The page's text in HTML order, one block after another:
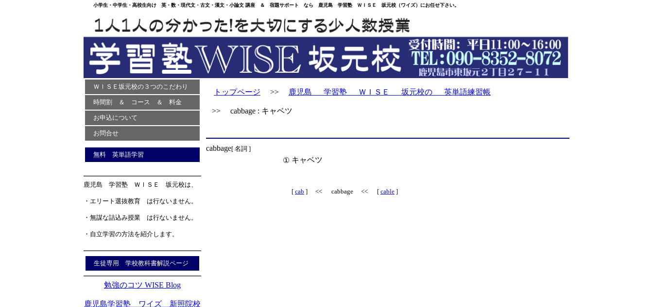
小学生・中学生・高校生向け 英・数・現代文・古文・漢文・小論文 講座 ＆ 宿題サポート なら 鹿児島 学習塾 ＷＩＳＥ 坂元校（ワイズ）にお任せ下さい。
ＷＩＳＥ坂元校の３つのこだわり
時間割 ＆ コース ＆ 料金
お申込について
お問合せ
無料 英単語学習
鹿児島 学習塾 ＷＩＳＥ 坂元校は、
・エリート選抜教育 は行ないません。
・無謀な詰込み授業 は行ないません。
・自立学習の方法を紹介します。
生徒専用 学校教科書解説ページ
勉強のコツ WISE Blog
鹿児島学習塾 ワイズ 新照院校
トップページ >> 鹿児島 学習塾 ＷＩＳＥ 坂元校の 英単語練習帳
>> cabbage : キャベツ
cabbage[ 名詞 ]
① キャベツ
[ cab ] << cabbage << [ cable ]